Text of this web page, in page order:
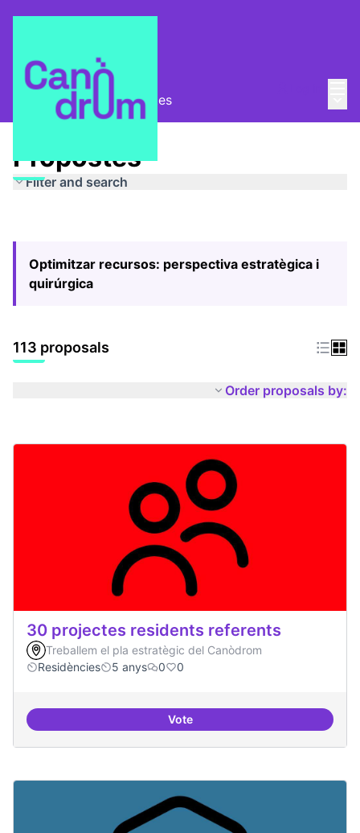
Pla Estratègic Propostes
Propostes
Filter and search
Optimitzar recursos: perspectiva estratègica i
quirúrgica
113 proposals
Order proposals by:
30 projectes residents referents
Treballem el pla estratègic del Canòdrom
Residències
5 anys 0 0
Vote30 projectes residents referents